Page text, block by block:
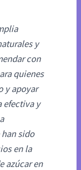
y
con
quienes
y apoyar
efectiva y
sido
en la
azúcar en